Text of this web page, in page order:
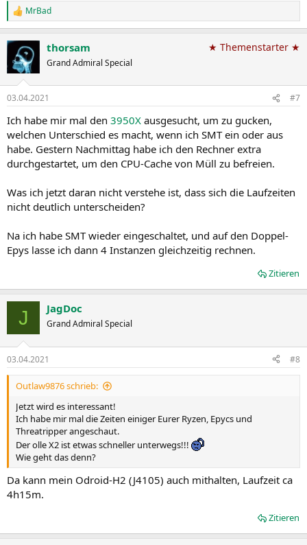
R
e
t
i
n
e
n
:
MrBad
thorsam
Grand Admiral Special
★ Themenstarter ★
03.04.2021 #7
Ich habe mir mal den 3950X ausgesucht, um zu gucken,
welchen Unterschied es macht, wenn ich SMT ein oder aus
habe. Gestern Nachmittag habe ich den Rechner extra
durchgestartet, um den CPU-Cache von Müll zu befreien.
Was ich jetzt daran nicht verstehe ist, dass sich die Laufzeiten
nicht deutlich unterscheiden?
Na ich habe SMT wieder eingeschaltet, und auf den Doppel-
Epys lasse ich dann 4 Instanzen gleichzeitig rechnen.
Zitieren
J JagDoc
Grand Admiral Special
03.04.2021 #8
Outlaw9876 schrieb:
Jetzt wird es interessant!
Ich habe mir mal die Zeiten einiger Eurer Ryzen, Epycs und
Threatripper angeschaut.
Der olle X2 ist etwas schneller unterwegs!!!
Wie geht das denn?
Da kann mein Odroid-H2 (J4105) auch mithalten, Laufzeit ca
4h15m.
Zitieren